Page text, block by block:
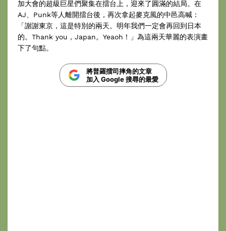
加大會的超級巨星們聚集在擂台上，迎來了圓滿的結局。在
AJ、Punk等人離開擂台後，再次拿起麥克風的中邑高喊：
「謝謝東京，這是特別的兩天。明年我們一定會再回到日本
的。Thank you，Japan。Yeaoh！」為這兩天華麗的表演畫
下了句點。
將普羅擂司摔角的文章
加入 Google 搜尋的最愛